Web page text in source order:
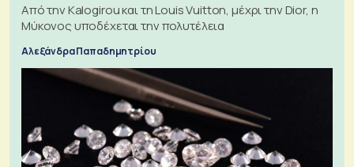
Από την Kalogirou και τη Louis Vuitton, μέχρι την Dior, η
Μύκονος υποδέχεται την πολυτέλεια
Αλεξάνδρα Παπαδημητρίου